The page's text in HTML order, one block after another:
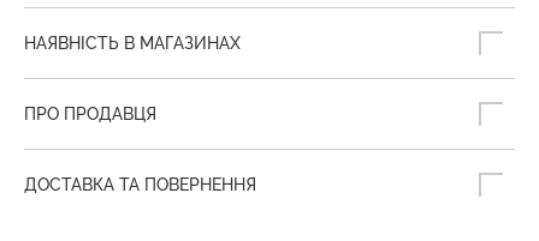
НАЯВНІСТЬ В МАГАЗИНАХ
ПРО ПРОДАВЦЯ
ДОСТАВКА ТА ПОВЕРНЕННЯ